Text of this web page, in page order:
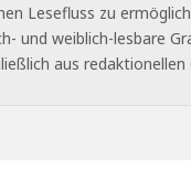
Lesefluss zu
und weiblich-lesbare
aus redaktionellen